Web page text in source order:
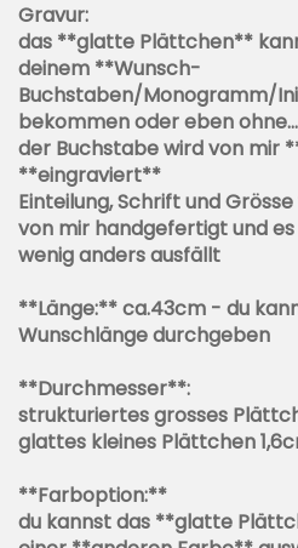
Gravur:
das **glatte Plättchen**
deinem **Wunsch-
Buchstaben/Monogramm/
bekommen oder eben ohne...
der Buchstabe wird von mir
**eingraviert**
Einteilung, Schrift und
von mir handgefertigt und
wenig anders ausfällt
**Länge:** ca.43cm - du
Wunschlänge durchgeben
**Durchmesser**:
strukturiertes grosses
glattes kleines Plättchen
**Farboption:**
du kannst das **glatte